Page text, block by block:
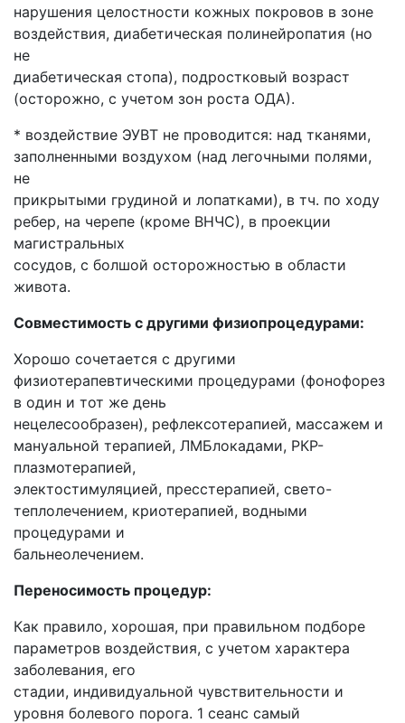
нарушения целостности кожных покровов в зоне
воздействия, диабетическая полинейропатия (но
не
диабетическая стопа), подростковый возраст
(осторожно, с учетом зон роста ОДА).
* воздействие ЭУВТ не проводится: над тканями,
заполненными воздухом (над легочными полями,
не
прикрытыми грудиной и лопатками), в тч. по ходу
ребер, на черепе (кроме ВНЧС), в проекции
магистральных
сосудов, с болшой осторожностью в области
живота.
Совместимость с другими физиопроцедурами:
Хорошо сочетается с другими
физиотерапевтическими процедурами (фонофорез
в один и тот же день
нецелесообразен), рефлексотерапией, массажем и
мануальной терапией, ЛМБлокадами, РКР-
плазмотерапией,
электостимуляцией, пресстерапией, свето-
теплолечением, криотерапией, водными
процедурами и
бальнеолечением.
Переносимость процедур:
Как правило, хорошая, при правильном подборе
параметров воздействия, с учетом характера
заболевания, его
стадии, индивидуальной чувствительности и
уровня болевого порога. 1 сеанс самый